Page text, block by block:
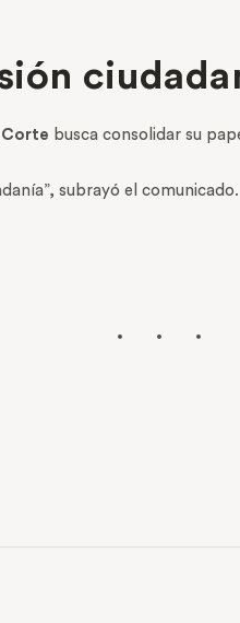
busca consolidar su
subrayó el comunicado.